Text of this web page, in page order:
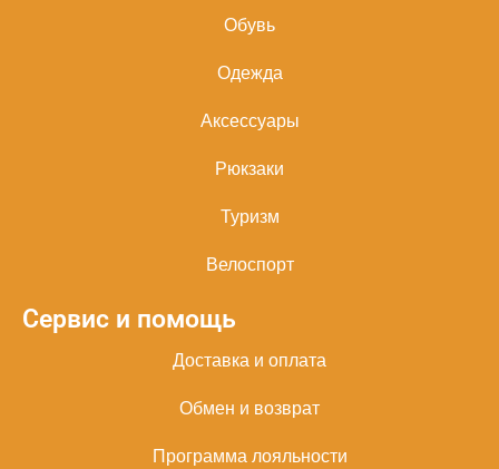
Обувь
Одежда
Аксессуары
Рюкзаки
Туризм
Велоспорт
Сервис и помощь
Доставка и оплата
Обмен и возврат
Программа лояльности